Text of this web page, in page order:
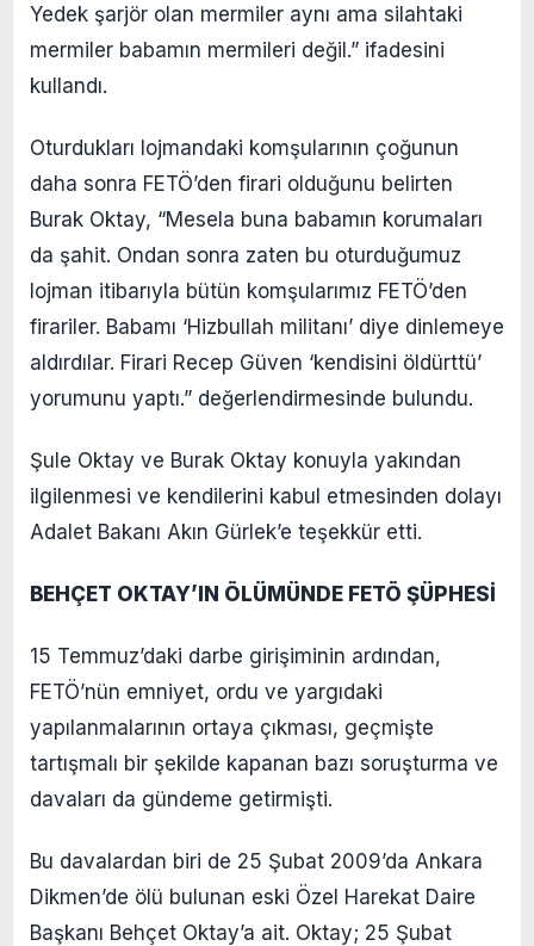
Yedek şarjör olan mermiler aynı ama silahtaki
mermiler babamın mermileri değil.” ifadesini
kullandı.
Oturdukları lojmandaki komşularının çoğunun
daha sonra FETÖ’den firari olduğunu belirten
Burak Oktay, “Mesela buna babamın korumaları
da şahit. Ondan sonra zaten bu oturduğumuz
lojman itibarıyla bütün komşularımız FETÖ’den
firariler. Babamı ‘Hizbullah militanı’ diye dinlemeye
aldırdılar. Firari Recep Güven ‘kendisini öldürttü’
yorumunu yaptı.” değerlendirmesinde bulundu.
Şule Oktay ve Burak Oktay konuyla yakından
ilgilenmesi ve kendilerini kabul etmesinden dolayı
Adalet Bakanı Akın Gürlek’e teşekkür etti.
BEHÇET OKTAY’IN ÖLÜMÜNDE FETÖ ŞÜPHESİ
15 Temmuz’daki darbe girişiminin ardından,
FETÖ’nün emniyet, ordu ve yargıdaki
yapılanmalarının ortaya çıkması, geçmişte
tartışmalı bir şekilde kapanan bazı soruşturma ve
davaları da gündeme getirmişti.
Bu davalardan biri de 25 Şubat 2009’da Ankara
Dikmen’de ölü bulunan eski Özel Harekat Daire
Başkanı Behçet Oktay’a ait. Oktay; 25 Şubat